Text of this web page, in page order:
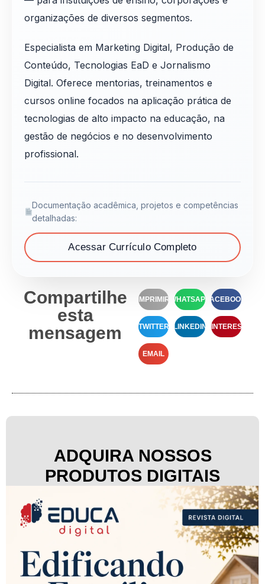
organizações de diversos segmentos.
Especialista em Marketing Digital, Produção de
Conteúdo, Tecnologias EaD e Jornalismo
Digital. Oferece mentorias, treinamentos e
cursos online focados na aplicação prática de
tecnologias de alto impacto na educação, na
gestão de negócios e no desenvolvimento
profissional.
Documentação acadêmica, projetos e competências
detalhadas:
Acessar Currículo Completo
Compartilhe
esta
mensagem
IMPRIMIR WHATSAPP FACEBOOK
TWITTER LINKEDIN PINTEREST
EMAIL
ADQUIRA NOSSOS
PRODUTOS DIGITAIS